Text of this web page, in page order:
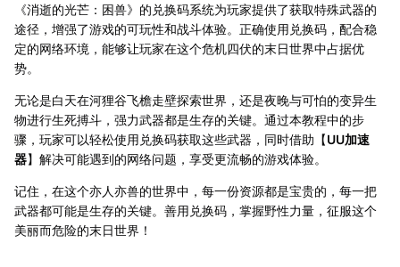
《消逝的光芒：困兽》的兑换码系统为玩家提供了获取特殊武器的
途径，增强了游戏的可玩性和战斗体验。正确使用兑换码，配合稳
定的网络环境，能够让玩家在这个危机四伏的末日世界中占据优
势。
无论是白天在河狸谷飞檐走壁探索世界，还是夜晚与可怕的变异生
物进行生死搏斗，强力武器都是生存的关键。通过本教程中的步
骤，玩家可以轻松使用兑换码获取这些武器，同时借助【UU加速
器】解决可能遇到的网络问题，享受更流畅的游戏体验。
记住，在这个亦人亦兽的世界中，每一份资源都是宝贵的，每一把
武器都可能是生存的关键。善用兑换码，掌握野性力量，征服这个
美丽而危险的末日世界！